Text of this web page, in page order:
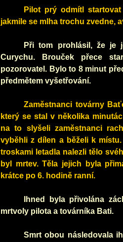
Pilot prý odmítl
jakmile se mlha trochu zvedne,
Při tom prohlásil, že je
Curychu. Brouček přece
pozorovatel. Bylo to 8 minut
předmětem vyšetřování.
Zaměstnanci továrny
který se stal v několika
na to slyšeli zaměstnanci
vyběhli z dílen a běželi k
troskami letadla nalezli tělo
byl mrtev. Těla jejich byla
krátce po 6. hodině ranní.
Ihned byla přivolána
mrtvoly pilota a továrníka Bati.
Smrt obou následovala